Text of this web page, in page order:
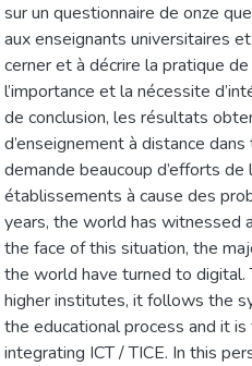
sur un questionnaire de onze
aux enseignants universitaires
cerner et à décrire la pratique
l’importance et la nécessite
de conclusion, les résultats
d’enseignement à distance
demande beaucoup d’efforts
établissements à cause des
years, the world has witnessed
the face of this situation, the
the world have turned to
higher institutes, it follows the
the educational process and it
integrating ICT / TICE. In this